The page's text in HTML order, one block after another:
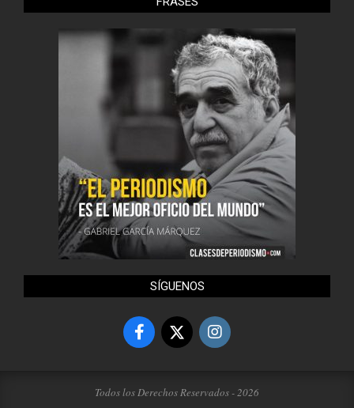
SÍGUENOS
Todos los Derechos Reservados - 2026